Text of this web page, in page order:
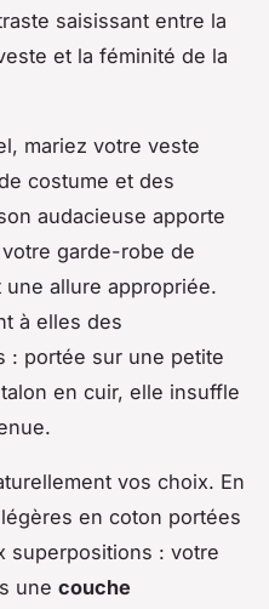
saisissant entre la
et la féminité de la
mariez votre veste
costume et des
audacieuse apporte
garde-robe de
allure appropriée.
à elles des
: portée sur une petite
en cuir, elle insuffle
vos choix. En
en coton portées
superpositions : votre
une couche